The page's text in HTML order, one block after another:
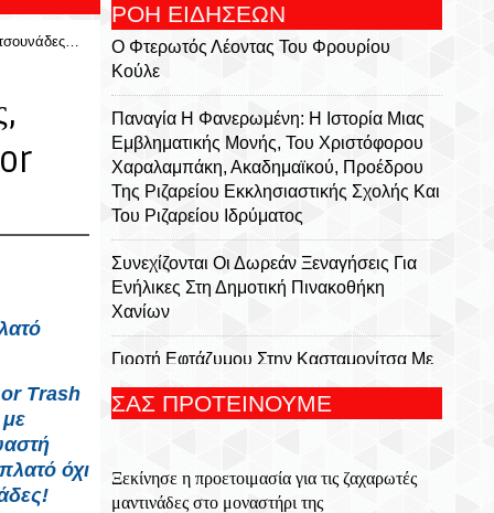
or Trash
όχι
ΡΟΗ ΕΙΔΗΣΕΩΝ
Ο Φτερωτός Λέοντας Του Φρουρίου
Κούλε
Παναγία Η Φανερωμένη: Η Ιστορία Μιας
Εμβληματικής Μονής, Του Χριστόφορου
Χαραλαμπάκη, Ακαδημαϊκού, Προέδρου
Της Ριζαρείου Εκκλησιαστικής Σχολής Και
Του Ριζαρείου Ιδρύματος
Συνεχίζονται Οι Δωρεάν Ξεναγήσεις Για
Ενήλικες Στη Δημοτική Πινακοθήκη
Χανίων
Γιορτή Εφτάζυμου Στην Κασταμονίτσα Με
Την Στήριξη Της Περιφέρειας Κρήτης
Αυγούστου 2026
ΣΑΣ ΠΡΟΤΕΙΝΟΥΜΕ
Ξεκίνησε η προετοιμασία για τις ζαχαρωτές
μαντινάδες στο μοναστήρι της